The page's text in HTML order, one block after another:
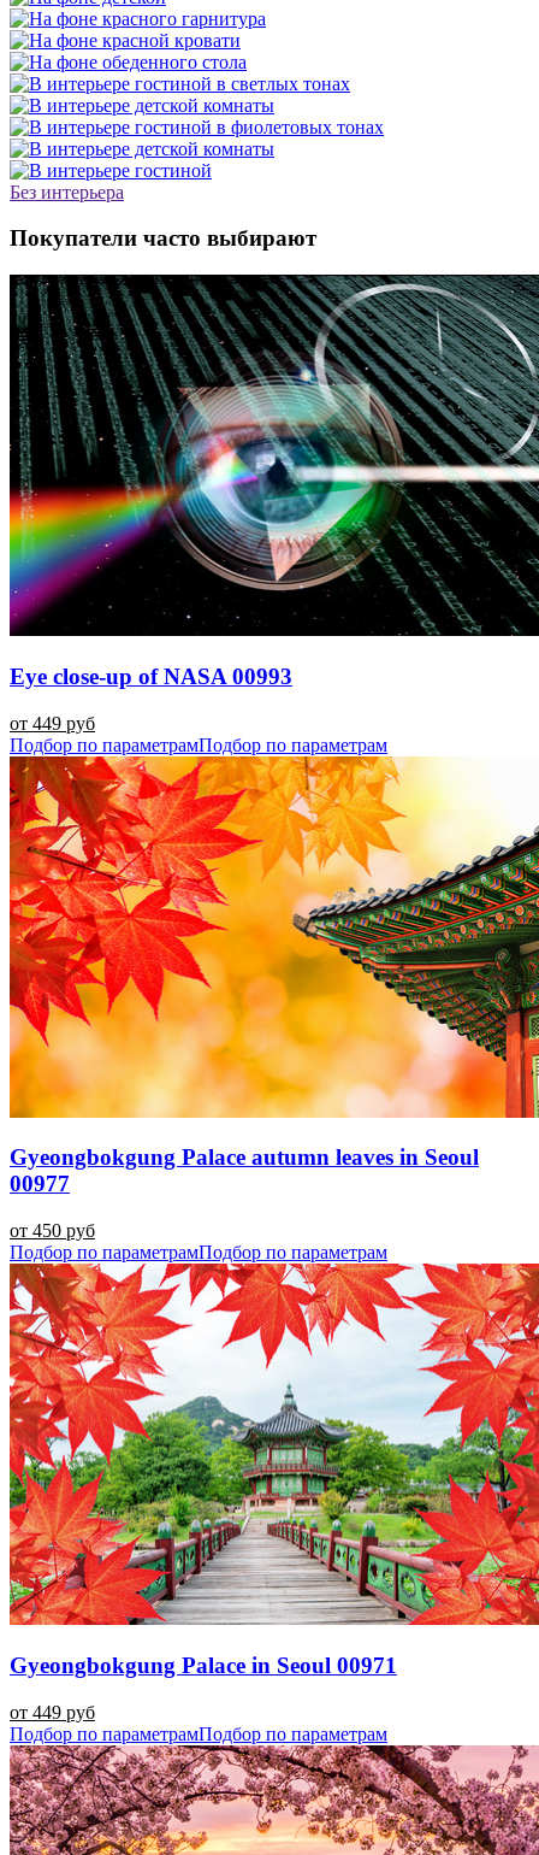
Без интерьера
Покупатели часто выбирают
Eye close-up of NASA 00993
от 449 руб
Подбор по параметрамПодбор по параметрам
Gyeongbokgung Palace autumn leaves in Seoul
00977
от 450 руб
Подбор по параметрамПодбор по параметрам
Gyeongbokgung Palace in Seoul 00971
от 449 руб
Подбор по параметрамПодбор по параметрам